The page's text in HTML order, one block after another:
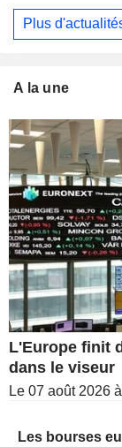
Plus
A la une
L'Europe finit
dans le viseur
Le 07 août 2026
Les bourses